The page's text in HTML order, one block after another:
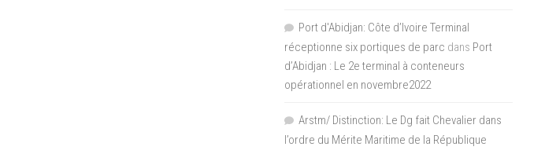
Port d'Abidjan: Côte d’Ivoire Terminal
réceptionne six portiques de parc dans Port
d’Abidjan : Le 2e terminal à conteneurs
opérationnel en novembre2022
Arstm/ Distinction: Le Dg fait Chevalier dans
l’ordre du Mérite Maritime de la République